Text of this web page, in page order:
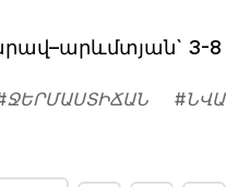
3-
ՋԵՐՄԱՍՏԻՃԱՆ #